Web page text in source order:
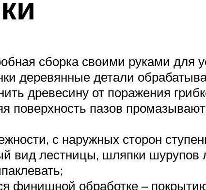
сборка своими руками для
деревянные детали
древесину от поражения
поверхность пазов
с наружных сторон
вид лестницы, шляпки
финишной обработке –